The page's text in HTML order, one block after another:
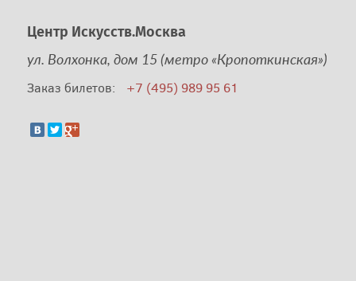
Центр Искусств.Москва
ул. Волхонка, дом 15 (метро «Кропоткинская»)
Заказ билетов: +7 (495) 989 95 61